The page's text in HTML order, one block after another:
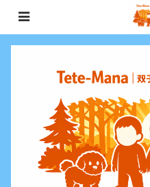
0歳〜未就学児（3歳）双子との週末
立つお金・ライフハックをお